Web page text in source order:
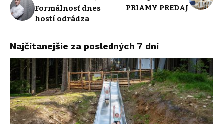
Formálnosť dnes
hostí odrádza
PRIAMY PREDAJ
Najčítanejšie za posledných 7 dní